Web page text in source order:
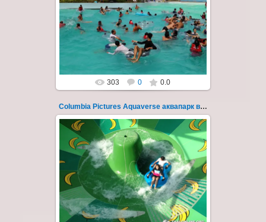
Columbia Pictures Aquaverse - новый
тематический аквапарк в Паттайе.
Открыт в октябре 2022 после
модернизации и смены...
Thai-Online
303 0 0.0
Columbia Pictures Aquaverse аквапарк в Паттайе 258
23.10.2022
Columbia Pictures Aquaverse - новый
тематический аквапарк в Паттайе.
Открыт в октябре 2022 после
модернизации и смены...
Thai-Online